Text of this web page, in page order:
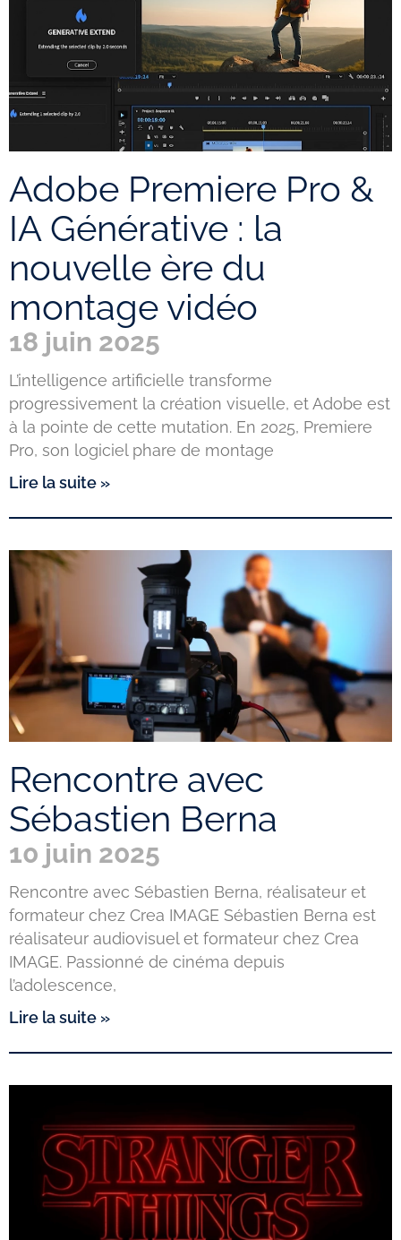
Adobe Premiere Pro &
IA Générative : la
nouvelle ère du
montage vidéo
18 juin 2025
L’intelligence artificielle transforme
progressivement la création visuelle, et Adobe est
à la pointe de cette mutation. En 2025, Premiere
Pro, son logiciel phare de montage
Lire la suite »
Rencontre avec
Sébastien Berna
10 juin 2025
Rencontre avec Sébastien Berna, réalisateur et
formateur chez Crea IMAGE Sébastien Berna est
réalisateur audiovisuel et formateur chez Crea
IMAGE. Passionné de cinéma depuis
l’adolescence,
Lire la suite »